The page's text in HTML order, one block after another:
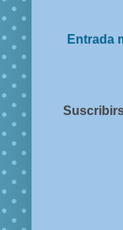
Entrada